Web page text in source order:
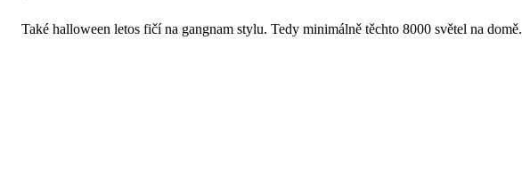
Také halloween letos fičí na gangnam stylu. Tedy minimálně těchto 8000 světel na domě.